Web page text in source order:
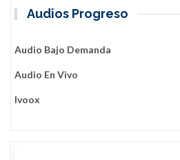
Audios Progreso
Audio Bajo Demanda
Audio En Vivo
Ivoox